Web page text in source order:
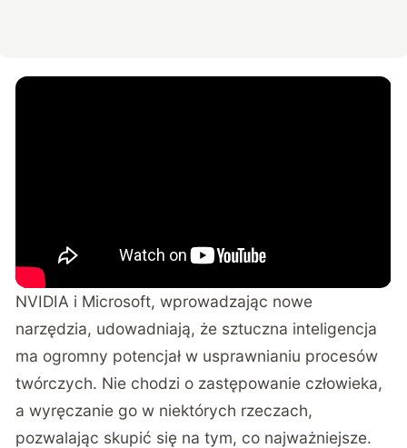
NVIDIA i Microsoft, wprowadzając nowe
narzędzia, udowadniają, że sztuczna inteligencja
ma ogromny potencjał w usprawnianiu procesów
twórczych. Nie chodzi o zastępowanie człowieka,
a wyręczanie go w niektórych rzeczach,
pozwalając skupić się na tym, co najważniejsze.